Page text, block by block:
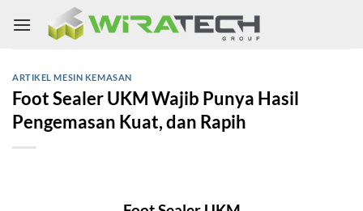
ARTIKEL MESIN KEMASAN
Foot Sealer UKM Wajib Punya Hasil
Pengemasan Kuat, dan Rapih